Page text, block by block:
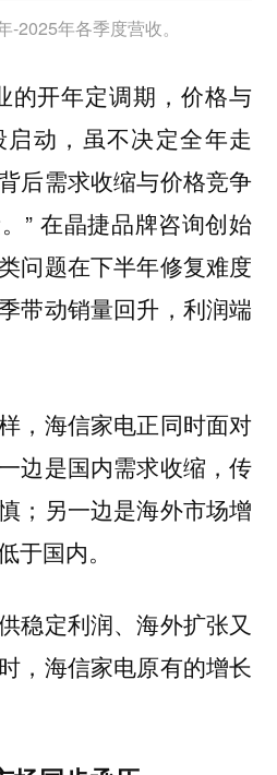
-2025年各季度营收。
的开年定调期，价格与
动，虽不决定全年走
后需求收缩与价格竞争
” 在晶捷品牌咨询创始
问题在下半年修复难度
带动销量回升，利润端
，海信家电正同时面对
边是国内需求收缩，传
；另一边是海外市场增
于国内。
稳定利润、海外扩张又
，海信家电原有的增长